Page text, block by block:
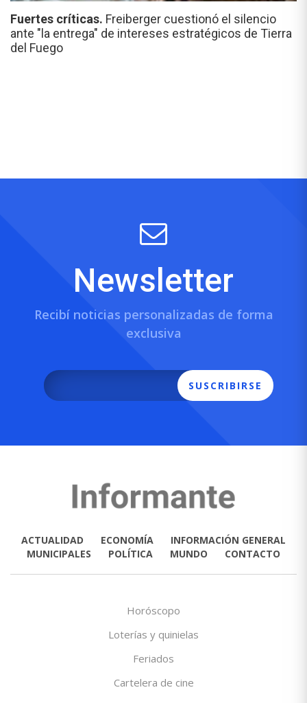
Fuertes críticas. Freiberger cuestionó el silencio
ante "la entrega" de intereses estratégicos de Tierra
del Fuego
Newsletter
Recibí noticias personalizadas de forma
exclusiva
SUSCRIBIRSE
ACTUALIDAD ECONOMÍA
INFORMACIÓN GENERAL
MUNICIPALES
POLÍTICA MUNDO CONTACTO
Horóscopo
Loterías y quinielas
Feriados
Cartelera de cine